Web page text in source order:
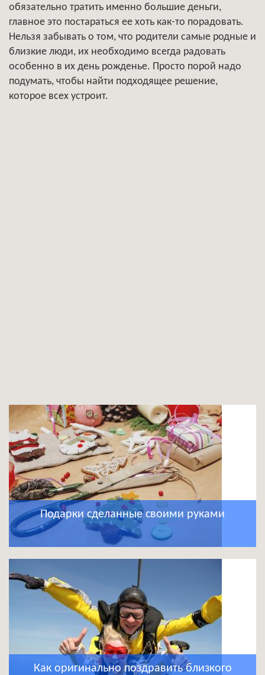
обязательно тратить именно большие деньги,
главное это постараться ее хоть как-то порадовать.
Нельзя забывать о том, что родители самые родные и
близкие люди, их необходимо всегда радовать
особенно в их день рожденье. Просто порой надо
подумать, чтобы найти подходящее решение,
которое всех устроит.
Подарки сделанные своими руками
Как оригинально поздравить близкого